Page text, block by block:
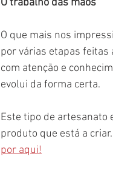
O trabalho das mãos
O que mais nos
por várias etapas feitas
com atenção e
evolui da forma certa.
Este tipo de artesanato
produto que está a
por aqui!